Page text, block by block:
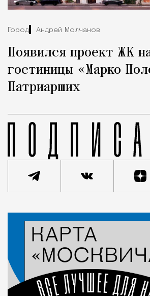
Город Андрей Молчанов
Появился проект ЖК
гостиницы «Марко
Патриарших